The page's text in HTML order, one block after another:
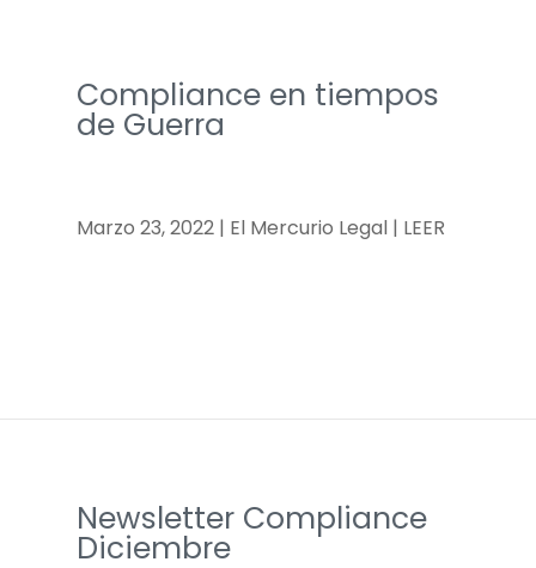
Compliance en tiempos
de Guerra
Marzo 23, 2022 | El Mercurio Legal | LEER
Newsletter Compliance
Diciembre